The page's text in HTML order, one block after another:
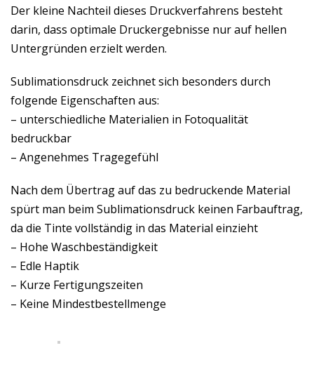
Der kleine Nachteil dieses Druckverfahrens besteht
darin, dass optimale Druckergebnisse nur auf hellen
Untergründen erzielt werden.
Sublimationsdruck zeichnet sich besonders durch
folgende Eigenschaften aus:
– unterschiedliche Materialien in Fotoqualität
bedruckbar
– Angenehmes Tragegefühl
Nach dem Übertrag auf das zu bedruckende Material
spürt man beim Sublimationsdruck keinen Farbauftrag,
da die Tinte vollständig in das Material einzieht
– Hohe Waschbeständigkeit
– Edle Haptik
– Kurze Fertigungszeiten
– Keine Mindestbestellmenge